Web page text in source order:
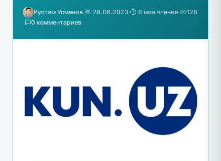
Рустам Усманов·📅 28.06.2023·⏱️ 6 мин чтения·
128
·
0 комментариев